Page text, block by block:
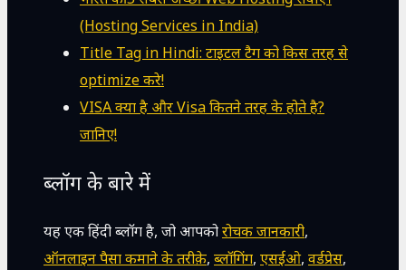
(Hosting Services in India)
Title Tag in Hindi: टाइटल टैग को किस तरह से
optimize करे!
VISA क्या है और Visa कितने तरह के होते है?
जानिए!
ब्लॉग के बारे में
यह एक हिंदी ब्लॉग है, जो आपकोरोचक जानकारी,
ऑनलाइन पैसा कमाने के तरीक़े, ब्लॉगिंग, एसईओ, वर्डप्रेस,